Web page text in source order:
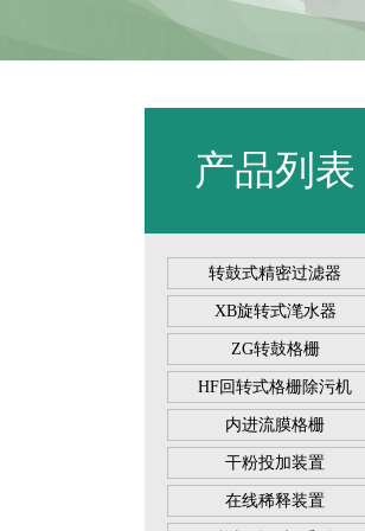
产品列表
转鼓式精密过滤器
XB旋转式滗水器
ZG转鼓格栅
HF回转式格栅除污机
内进流膜格栅
干粉投加装置
在线稀释装置